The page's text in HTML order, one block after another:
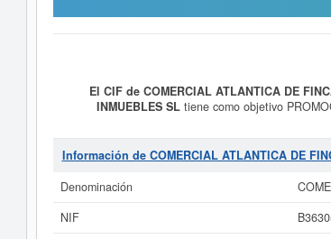
El CIF de COMERCIAL ATLANTICA DE
INMUEBLES SLtiene como objetivo
CONSTRUCCION DE INMUEBLES. USO,
DEPARTAMENTOS, Y LA DECLARACION y se
actividades inmobiliarias por cuenta de
SLcuenta con una cantidad de 1 empleados en
COMERCIAL ATLANTICA DE FINCAS E
Información de COMERCIAL ATLANTICA DE
Denominación
NIF